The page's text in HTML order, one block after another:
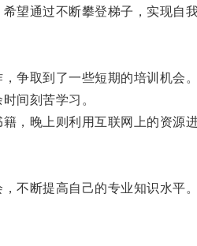
通过不断攀登梯子，实现自我
取到了一些短期的培训机会。
间刻苦学习。
晚上则利用互联网上的资源进
断提高自己的专业知识水平。